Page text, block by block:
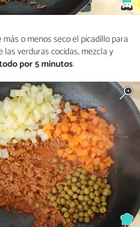
más o menos seco el picadillo para
las verduras cocidas, mezcla y
por 5 minutos.